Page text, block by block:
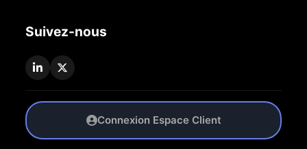
Suivez-nous
Connexion Espace Client